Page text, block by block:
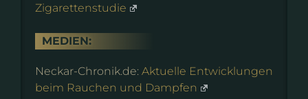
Zigarettenstudie
MEDIEN:
Neckar-Chronik.de: Aktuelle Entwicklungen
beim Rauchen und Dampfen